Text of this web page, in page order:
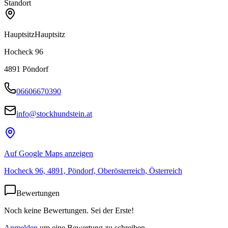
Standort
HauptsitzHauptsitz
Hocheck 96
4891 Pöndorf
06606670390
info@stockhundstein.at
Auf Google Maps anzeigen
Hocheck 96, 4891, Pöndorf, Oberösterreich, Österreich
Bewertungen
Noch keine Bewertungen. Sei der Erste!